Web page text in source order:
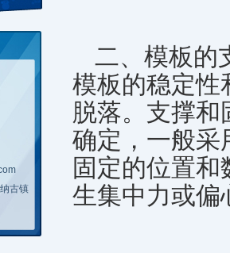
古镇
二、模板的
模板的稳定性
脱落。支撑和
确定，一般采
固定的位置
生集中力或偏